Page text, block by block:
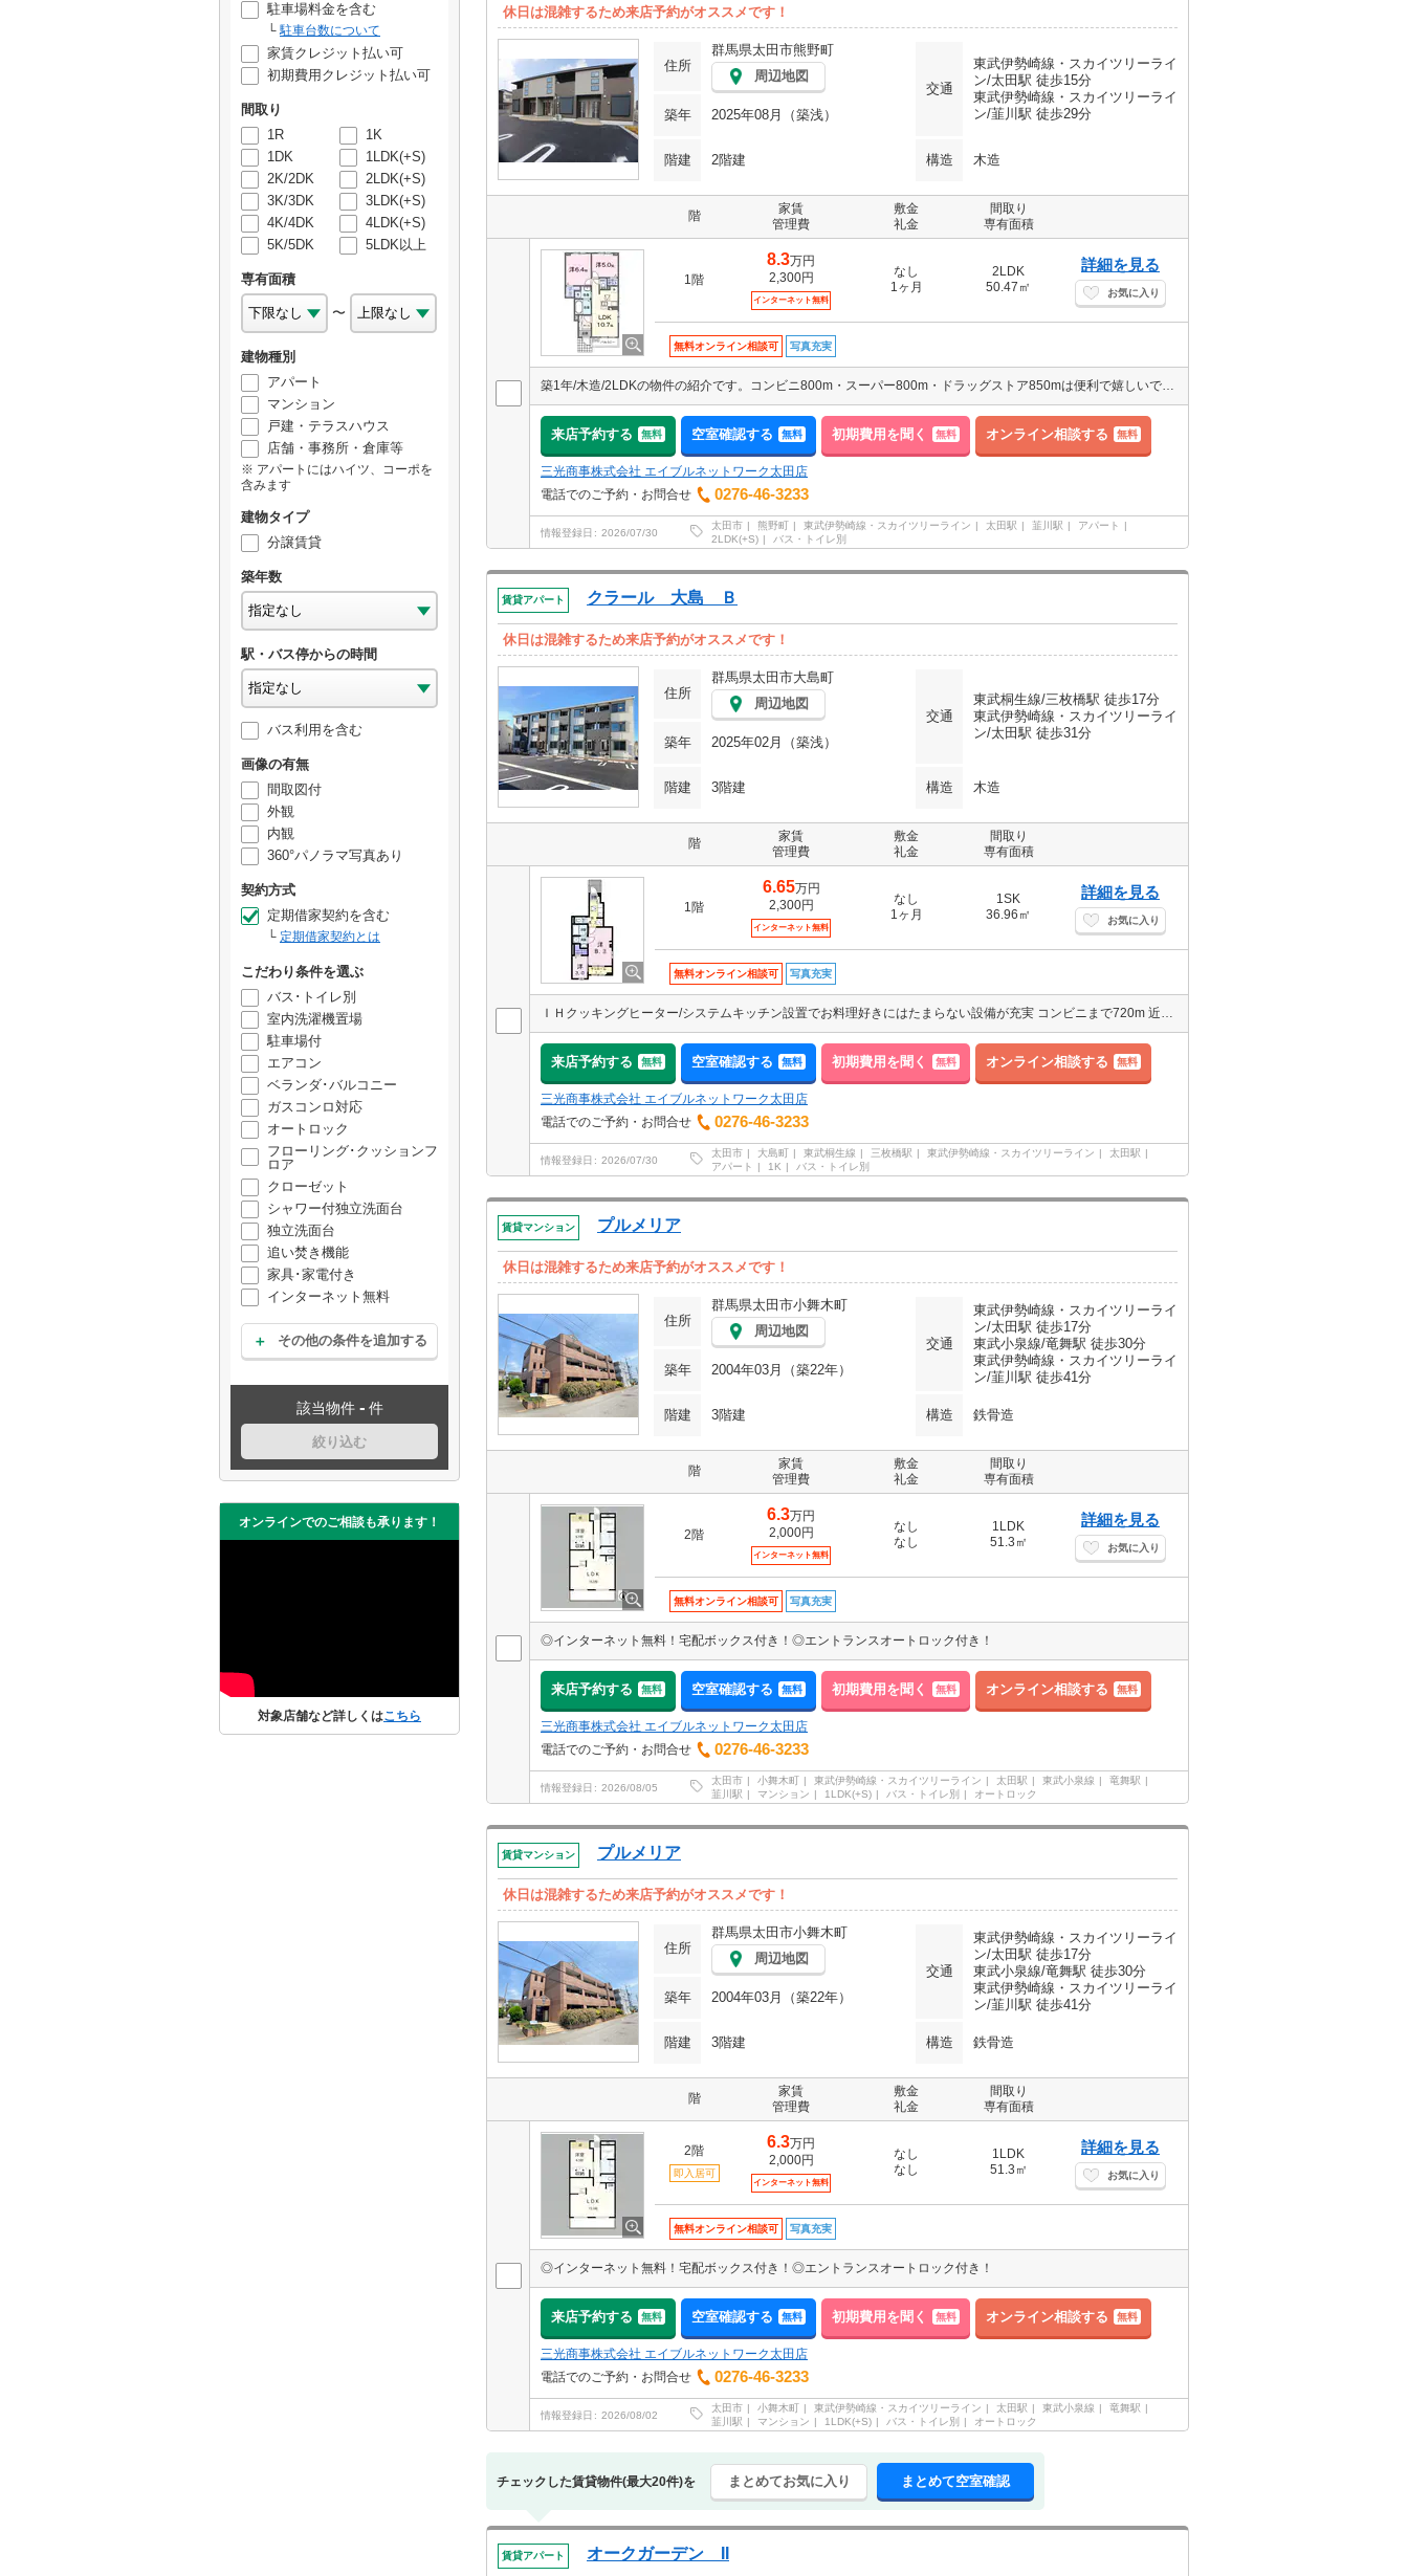
駐車場料金を含む
駐車台数について
家賃クレジット払い可
初期費用クレジット払い可
間取り
1R
1K
1DK
1LDK(+S)
2K/2DK
2LDK(+S)
3K/3DK
3LDK(+S)
4K/4DK
4LDK(+S)
5K/5DK
5LDK以上
専有面積
〜
建物種別
アパート
マンション
戸建・テラスハウス
店舗・事務所・倉庫等
アパートにはハイツ、コーポを
含みます
建物タイプ
分譲賃貸
築年数
駅・バス停からの時間
バス利用を含む
画像の有無
間取図付
外観
内観
360°パノラマ写真あり
契約方式
定期借家契約を含む
定期借家契約とは
こだわり条件を選ぶ
バス･トイレ別
室内洗濯機置場
駐車場付
エアコン
ベランダ･バルコニー
ガスコンロ対応
オートロック
フローリング･クッションフ
ロア
クローゼット
シャワー付独立洗面台
独立洗面台
追い焚き機能
家具･家電付き
インターネット無料
その他の条件を追加する
該当物件 - 件
絞り込む
オンラインでのご相談も承ります！
対象店舗など詳しくはこちら
休日は混雑するため来店予約がオススメです！
住所
群馬県太田市熊野町
周辺地図
交通
東武伊勢崎線・スカイツリーライ
ン/太田駅 徒歩15分
東武伊勢崎線・スカイツリーライ
ン/韮川駅 徒歩29分
築年 2025年08月（築浅）
階建 2階建 構造 木造
階
家賃
管理費
敷金
礼金
間取り
専有面積
1階
8.3万円
2,300円
インターネット無料
なし
1ヶ月
2LDK
50.47㎡
詳細を見る
お気に入り
無料オンライン相談可 写真充実
築1年/木造/2LDKの物件の紹介です。コンビニ800m・スーパー800m・ドラッグストア850mは便利で嬉しいですね お問い合わせは三光商事株式会社まで。便利な追い焚き風呂で快適に過ごせます。便利なカウンターキッチン/３口以上コンロ/ＩＨクッキングヒーター/ガスコンロ設置済/システムキッチンでお料理好きに魅力的な設備
来店予約する 無料 空室確認する 無料 初期費用を聞く 無料 オンライン相談する 無料
三光商事株式会社 エイブルネットワーク太田店
電話でのご予約・お問合せ
0276-46-3233
情報登録日 2026/07/30
太田市 熊野町 東武伊勢崎線・スカイツリーライン 太田駅 韮川駅
アパート
2LDK(+S)
バス・トイレ別
賃貸アパート クラール 大島 Ｂ
休日は混雑するため来店予約がオススメです！
住所
群馬県太田市大島町
周辺地図
交通
東武桐生線/三枚橋駅 徒歩17分
東武伊勢崎線・スカイツリーライ
ン/太田駅 徒歩31分
築年 2025年02月（築浅）
階建 3階建 構造 木造
階
家賃
管理費
敷金
礼金
間取り
専有面積
1階
6.65万円
2,300円
インターネット無料
なし
1ヶ月
1SK
36.96㎡
詳細を見る
お気に入り
無料オンライン相談可 写真充実
ＩＨクッキングヒーター/システムキッチン設置でお料理好きにはたまらない設備が充実 コンビニまで720m 近隣施設も揃っていますよ。便利な追い焚き風呂/ウォークインクローゼット/シューズボックスが魅力の嬉しい物件ですよ。東武伊勢崎線 太田（群馬）駅まで徒歩31分の物件ですよ。防犯カメラ 防犯面を重視したお部屋です 1SK
来店予約する 無料 空室確認する 無料 初期費用を聞く 無料 オンライン相談する 無料
三光商事株式会社 エイブルネットワーク太田店
電話でのご予約・お問合せ
0276-46-3233
情報登録日 2026/07/30
太田市 大島町 東武桐生線 三枚橋駅 東武伊勢崎線・スカイツリーライン
太田駅
アパート
1K バス・トイレ別
賃貸マンション プルメリア
休日は混雑するため来店予約がオススメです！
住所
群馬県太田市小舞木町
周辺地図
交通
東武伊勢崎線・スカイツリーライ
ン/太田駅 徒歩17分
東武小泉線/竜舞駅 徒歩30分
東武伊勢崎線・スカイツリーライ
ン/韮川駅 徒歩41分
築年 2004年03月（築22年）
階建 3階建 構造 鉄骨造
階
家賃
管理費
敷金
礼金
間取り
専有面積
2階
6.3万円
2,000円
インターネット無料
なし
なし
1LDK
51.3㎡
詳細を見る
お気に入り
無料オンライン相談可 写真充実
◎インターネット無料！宅配ボックス付き！◎エントランスオートロック付き！
来店予約する 無料 空室確認する 無料 初期費用を聞く 無料 オンライン相談する 無料
三光商事株式会社 エイブルネットワーク太田店
電話でのご予約・お問合せ
0276-46-3233
情報登録日 2026/08/05
太田市 小舞木町 東武伊勢崎線・スカイツリーライン 太田駅 東武小泉線
竜舞駅
韮川駅
マンション 1LDK(+S) バス・トイレ別 オートロック
賃貸マンション プルメリア
休日は混雑するため来店予約がオススメです！
住所
群馬県太田市小舞木町
周辺地図
交通
東武伊勢崎線・スカイツリーライ
ン/太田駅 徒歩17分
東武小泉線/竜舞駅 徒歩30分
東武伊勢崎線・スカイツリーライ
ン/韮川駅 徒歩41分
築年 2004年03月（築22年）
階建 3階建 構造 鉄骨造
階
家賃
管理費
敷金
礼金
間取り
専有面積
2階
即入居可
6.3万円
2,000円
インターネット無料
なし
なし
1LDK
51.3㎡
詳細を見る
お気に入り
無料オンライン相談可 写真充実
◎インターネット無料！宅配ボックス付き！◎エントランスオートロック付き！
来店予約する 無料 空室確認する 無料 初期費用を聞く 無料 オンライン相談する 無料
三光商事株式会社 エイブルネットワーク太田店
電話でのご予約・お問合せ
0276-46-3233
情報登録日 2026/08/02
太田市 小舞木町 東武伊勢崎線・スカイツリーライン 太田駅 東武小泉線
竜舞駅
韮川駅
マンション 1LDK(+S) バス・トイレ別 オートロック
チェックした賃貸物件(最大20件)を まとめてお気に入り まとめて空室確認
賃貸アパート オークガーデン II